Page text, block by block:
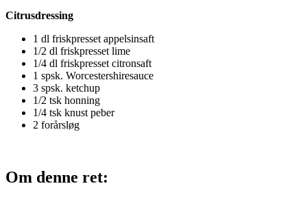
Citrusdressing
1 dl friskpresset appelsinsaft
1/2 dl friskpresset lime
1/4 dl friskpresset citronsaft
1 spsk. Worcestershiresauce
3 spsk. ketchup
1/2 tsk honning
1/4 tsk knust peber
2 forårsløg
Om denne ret: